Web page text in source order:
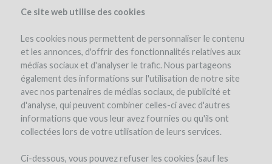
Ce site web utilise des cookies
Les cookies nous permettent de personnaliser le contenu
et les annonces, d'offrir des fonctionnalités relatives aux
médias sociaux et d'analyser le trafic. Nous partageons
également des informations sur l'utilisation de notre site
avec nos partenaires de médias sociaux, de publicité et
d'analyse, qui peuvent combiner celles-ci avec d'autres
informations que vous leur avez fournies ou qu'ils ont
collectées lors de votre utilisation de leurs services.
Ci-dessous, vous pouvez refuser les cookies (sauf les
le projet les remboursements en vin